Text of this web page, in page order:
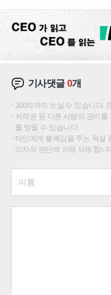
기사댓글0개
200자까지 쓰실 수 있습니다. (
저작권 등 다른 사람의 권리를
를 받을 수 있습니다.
타인에게 불쾌감을 주는 욕설
리자의 판단에 의해 삭제 합니